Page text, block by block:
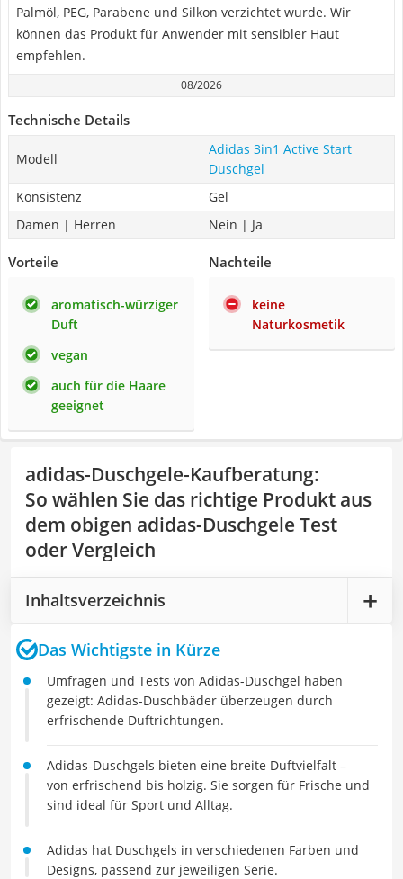
Palmöl, PEG, Parabene und Silkon verzichtet wurde. Wir
können das Produkt für Anwender mit sensibler Haut
empfehlen.
08/2026
Technische Details
Modell
Adidas 3in1 Active Start
Duschgel
Konsistenz
Gel
Damen | Herren
Nein | Ja
Vorteile
aromatisch-würziger
Duft
vegan
auch für die Haare
geeignet
Nachteile
keine
Naturkosmetik
adidas-Duschgele-Kaufberatung:
So wählen Sie das richtige Produkt aus
dem obigen adidas-Duschgele Test
oder Vergleich
Inhaltsverzeichnis
Das Wichtigste in Kürze
Umfragen und Tests von Adidas-Duschgel haben
gezeigt: Adidas-Duschbäder überzeugen durch
erfrischende Duftrichtungen.
Adidas-Duschgels bieten eine breite Duftvielfalt –
von erfrischend bis holzig. Sie sorgen für Frische und
sind ideal für Sport und Alltag.
Adidas hat Duschgels in verschiedenen Farben und
Designs, passend zur jeweiligen Serie.